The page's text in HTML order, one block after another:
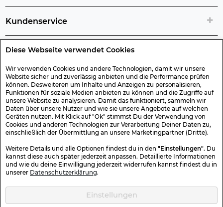
Diese Webseite verwendet Cookies
Wir verwenden Cookies und andere Technologien, damit wir unsere
Website sicher und zuverlässig anbieten und die Performance prüfen
können. Desweiteren um Inhalte und Anzeigen zu personalisieren,
Funktionen für soziale Medien anbieten zu können und die Zugriffe auf
unsere Website zu analysieren. Damit das funktioniert, sammeln wir
Daten über unsere Nutzer und wie sie unsere Angebote auf welchen
Geräten nutzen. Mit Klick auf "Ok" stimmst Du der Verwendung von
Cookies und anderen Technologien zur Verarbeitung Deiner Daten zu,
einschließlich der Übermittlung an unsere Marketingpartner (Dritte).
Weitere Details und alle Optionen findest du in den "Einstellungen". Du
kannst diese auch später jederzeit anpassen. Detaillierte Informationen
und wie du deine Einwilligung jederzeit widerrufen kannst findest du in
unserer Datenschutzerklärung.
Einstellungen
Kundenservice
Rechtliche Artikelinfos
Geschenk-Gutscheine
Versand & Rücksendung
Sicher Einkaufen
Kotte & Zeller 2026 © Alle Rechte vorbehalten. Die durchgestrichenen